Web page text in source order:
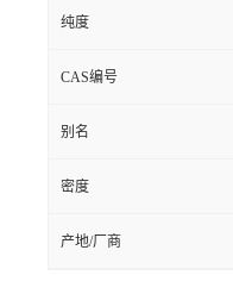
纯度
CAS编号
别名
密度
产地/厂商